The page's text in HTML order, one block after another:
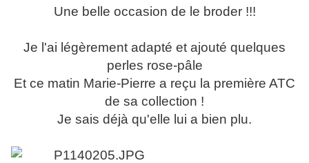
Une belle occasion de le broder !!!
Je l'ai légèrement adapté et ajouté quelques
perles rose-pâle
Et ce matin Marie-Pierre a reçu la première ATC
de sa collection !
Je sais déjà qu'elle lui a bien plu.